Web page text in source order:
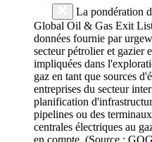
La pondération
Global Oil & Gas Exit
données fournie par
secteur pétrolier et gazier
impliquées dans
gaz en tant que sources
entreprises du secteur
planification
pipelines ou des
centrales électriques au
en compte. (Source :